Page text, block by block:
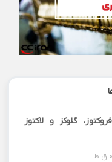
گلوکز و لاکتوز